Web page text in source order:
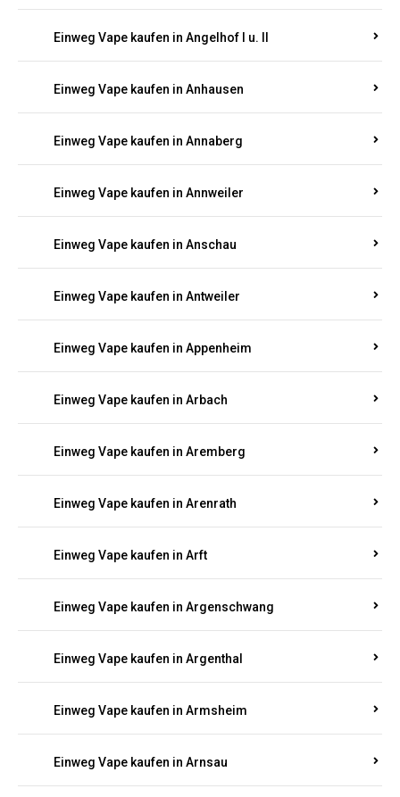
Einweg Vape kaufen in Angelhof I u. II
Einweg Vape kaufen in Anhausen
Einweg Vape kaufen in Annaberg
Einweg Vape kaufen in Annweiler
Einweg Vape kaufen in Anschau
Einweg Vape kaufen in Antweiler
Einweg Vape kaufen in Appenheim
Einweg Vape kaufen in Arbach
Einweg Vape kaufen in Aremberg
Einweg Vape kaufen in Arenrath
Einweg Vape kaufen in Arft
Einweg Vape kaufen in Argenschwang
Einweg Vape kaufen in Argenthal
Einweg Vape kaufen in Armsheim
Einweg Vape kaufen in Arnsau